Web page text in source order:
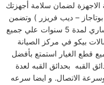
الاجهزة لضمان سلامة أجهزتك
– ديب فريزر ) وتضمن
الشركة كافة منتجاتها بضمان ساري لمدة 5 سنوات علي جميع
بيكو في مركز الصيانة
25٪ علي جميع قطع الغيار استمتع بأفضل
القبه بحدائق القبه لعدة
الاتصال. و ايضا سرعه